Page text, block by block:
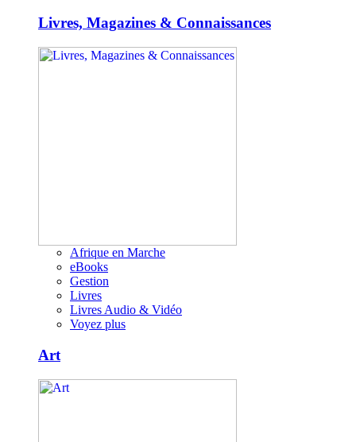
Livres, Magazines & Connaissances
Afrique en Marche
eBooks
Gestion
Livres
Livres Audio & Vidéo
Voyez plus
Art